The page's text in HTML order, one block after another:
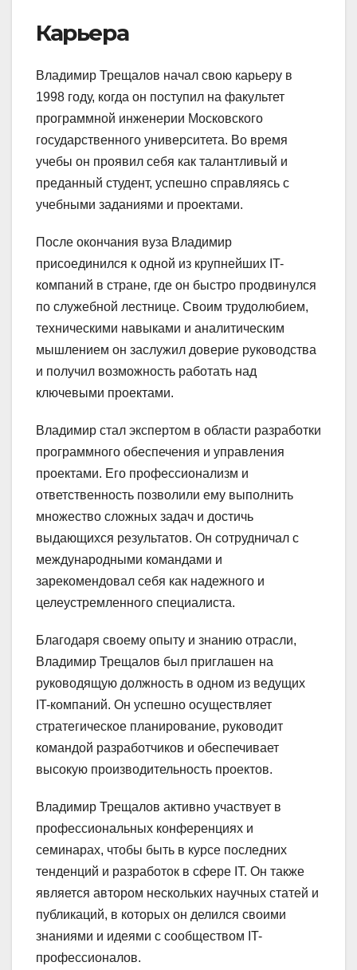
Карьера
Владимир Трещалов начал свою карьеру в
1998 году, когда он поступил на факультет
программной инженерии Московского
государственного университета. Во время
учебы он проявил себя как талантливый и
преданный студент, успешно справляясь с
учебными заданиями и проектами.
После окончания вуза Владимир
присоединился к одной из крупнейших IT-
компаний в стране, где он быстро продвинулся
по служебной лестнице. Своим трудолюбием,
техническими навыками и аналитическим
мышлением он заслужил доверие руководства
и получил возможность работать над
ключевыми проектами.
Владимир стал экспертом в области разработки
программного обеспечения и управления
проектами. Его профессионализм и
ответственность позволили ему выполнить
множество сложных задач и достичь
выдающихся результатов. Он сотрудничал с
международными командами и
зарекомендовал себя как надежного и
целеустремленного специалиста.
Благодаря своему опыту и знанию отрасли,
Владимир Трещалов был приглашен на
руководящую должность в одном из ведущих
IT-компаний. Он успешно осуществляет
стратегическое планирование, руководит
командой разработчиков и обеспечивает
высокую производительность проектов.
Владимир Трещалов активно участвует в
профессиональных конференциях и
семинарах, чтобы быть в курсе последних
тенденций и разработок в сфере IT. Он также
является автором нескольких научных статей и
публикаций, в которых он делился своими
знаниями и идеями с сообществом IT-
профессионалов.